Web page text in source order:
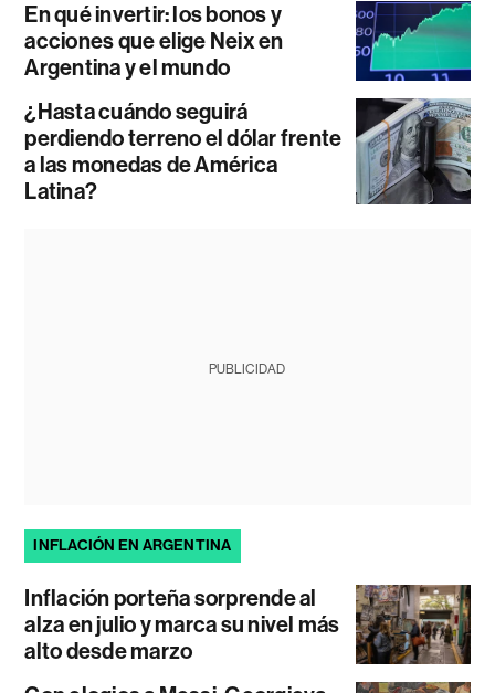
En qué invertir: los bonos y
acciones que elige Neix en
Argentina y el mundo
¿Hasta cuándo seguirá
perdiendo terreno el dólar frente
a las monedas de América
Latina?
PUBLICIDAD
INFLACIÓN EN ARGENTINA
Inflación porteña sorprende al
alza en julio y marca su nivel más
alto desde marzo